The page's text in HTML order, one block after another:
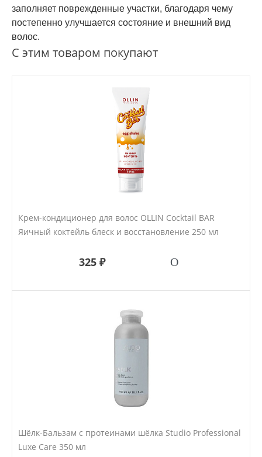
заполняет поврежденные участки, благодаря чему
постепенно улучшается состояние и внешний вид
волос.
С этим товаром покупают
Крем-кондиционер для волос OLLIN Cocktail BAR
Яичный коктейль блеск и восстановление 250 мл
325 ₽
Шёлк-Бальзам с протеинами шёлка Studio Professional
Luxe Care 350 мл